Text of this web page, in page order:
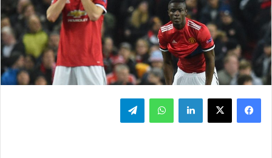
فيسبوك ‫X لينكدإن واتساب تيلقرام